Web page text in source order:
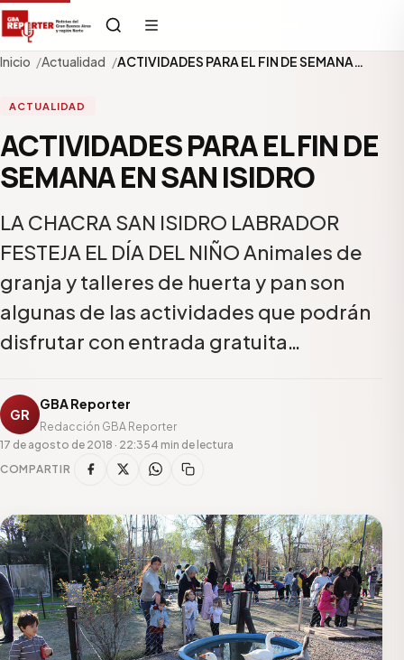
Inicio Actualidad ACTIVIDADES PARA EL FIN DE SEMANA…
ACTUALIDAD
ACTIVIDADES PARA EL FIN DE
SEMANA EN SAN ISIDRO
LA CHACRA SAN ISIDRO LABRADOR
FESTEJA EL DÍA DEL NIÑO Animales de
granja y talleres de huerta y pan son
algunas de las actividades que podrán
disfrutar con entrada gratuita…
GR
GBA Reporter
Redacción GBA Reporter
17 de agosto de 2018 · 22:354 min de lectura
COMPARTIR